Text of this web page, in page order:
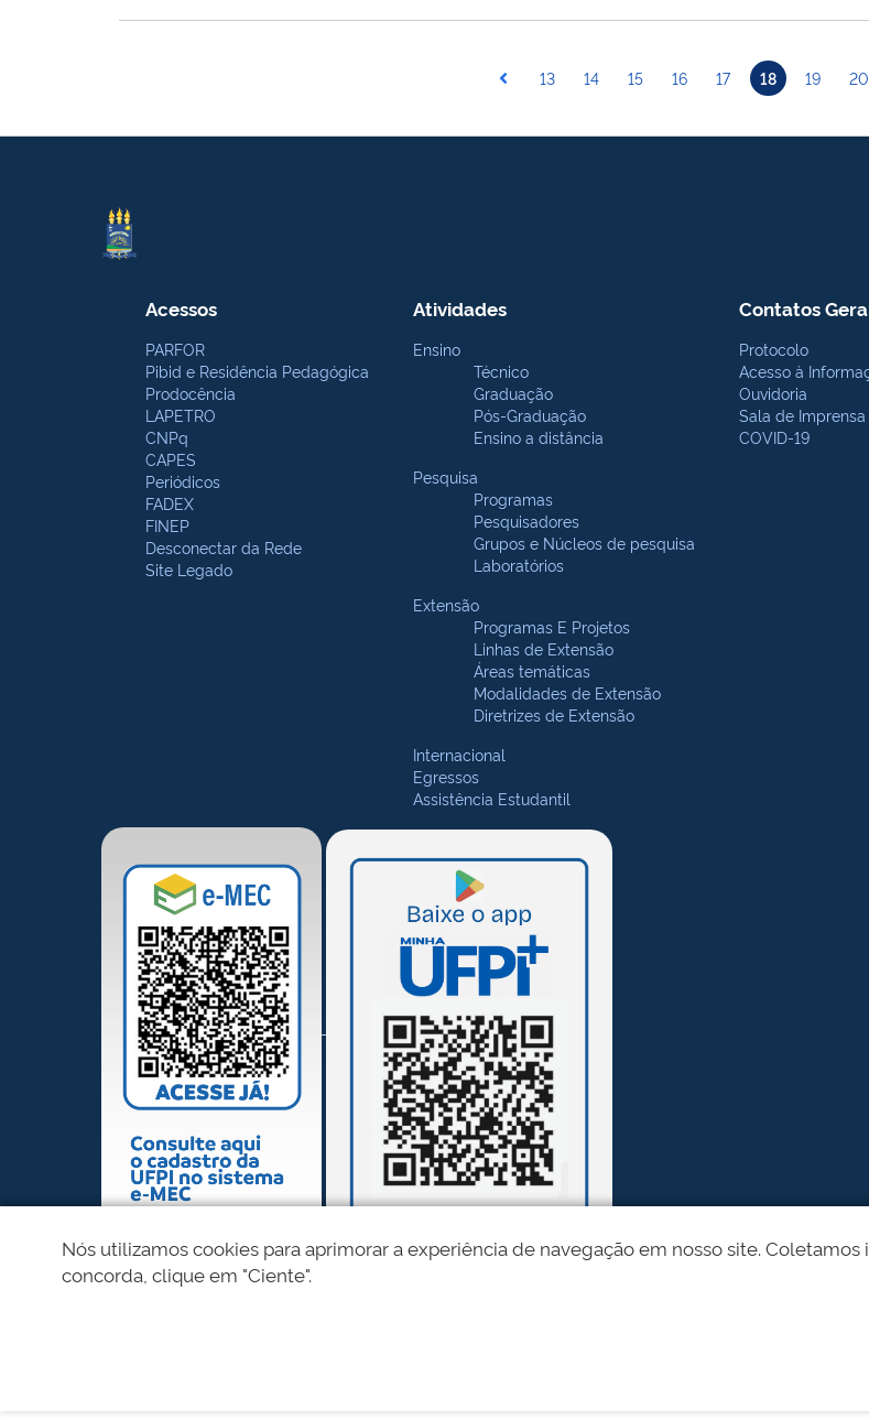
13 14 15 16 17 18 19 20
Acessos
PARFOR
Pibid e Residência Pedagógica
Prodocência
LAPETRO
CNPq
CAPES
Periódicos
FADEX
FINEP
Desconectar da Rede
Site Legado
Atividades
Ensino
Técnico
Graduação
Pós-Graduação
Ensino a distância
Pesquisa
Programas
Pesquisadores
Grupos e Núcleos de pesquisa
Laboratórios
Extensão
Programas E Projetos
Linhas de Extensão
Áreas temáticas
Modalidades de Extensão
Diretrizes de Extensão
Internacional
Egressos
Assistência Estudantil
Contatos
Protocolo
Acesso à
Ouvidoria
Sala de Imprensa
COVID-19
Nós utilizamos cookies para aprimorar a experiência de navegação em nosso site. Coletamos
concorda, clique em "Ciente".